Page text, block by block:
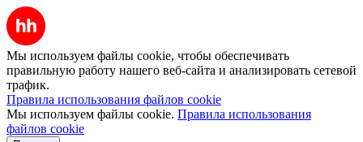
Мы используем файлы cookie, чтобы обеспечивать
правильную работу нашего веб-сайта и анализировать сетевой
трафик.
Правила использования файлов cookie
Мы используем файлы cookie. Правила использования
файлов cookie